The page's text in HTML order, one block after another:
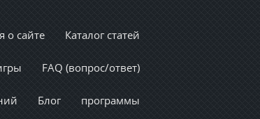
о сайте Каталог статей
FAQ (вопрос/ответ)
Блог программы